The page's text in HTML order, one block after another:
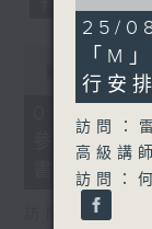
seconds
minutes,
seconds
00:00
07/08/
參差 申
書館服務
訪問：何敬
36
59
25/
「M
行安排
訪問：
高級講
訪問：